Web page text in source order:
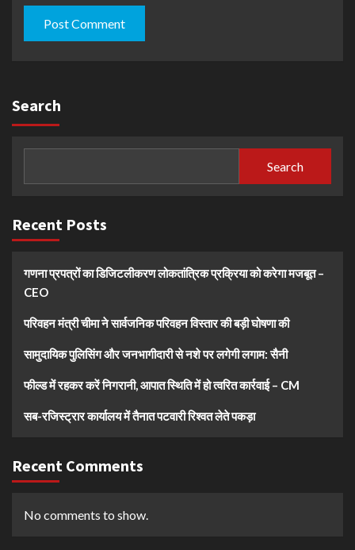
Search
Search
Recent Posts
गणना प्रपत्रों का डिजिटलीकरण लोकतांत्रिक प्रक्रिया को करेगा मजबूत –
CEO
परिवहन मंत्री चीमा ने सार्वजनिक परिवहन विस्तार की बड़ी घोषणा की
सामुदायिक पुलिसिंग और जनभागीदारी से नशे पर लगेगी लगाम: सैनी
फील्ड में रहकर करें निगरानी, आपात स्थिति में हो त्वरित कार्रवाई – CM
सब-रजिस्ट्रार कार्यालय में तैनात पटवारी रिश्वत लेते पकड़ा
Recent Comments
No comments to show.